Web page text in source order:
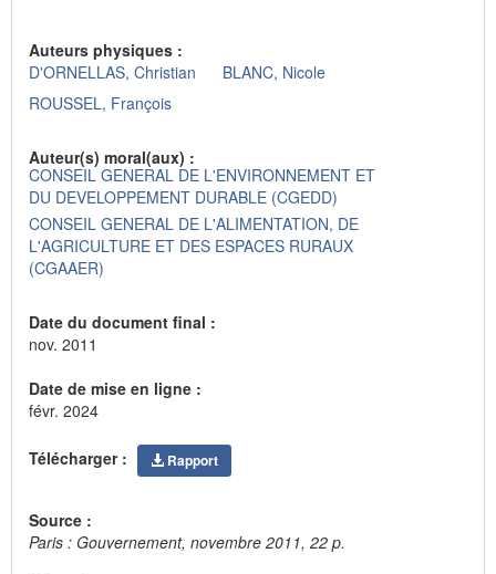
Auteurs physiques :
D'ORNELLAS, Christian
BLANC, Nicole
ROUSSEL, François
Auteur(s) moral(aux) :
CONSEIL GENERAL DE L'ENVIRONNEMENT ET
DU DEVELOPPEMENT DURABLE (CGEDD)
CONSEIL GENERAL DE L'ALIMENTATION, DE
L'AGRICULTURE ET DES ESPACES RURAUX
(CGAAER)
Date du document final :
nov. 2011
Date de mise en ligne :
févr. 2024
Télécharger : Rapport
Source :
Paris : Gouvernement, novembre 2011, 22 p.